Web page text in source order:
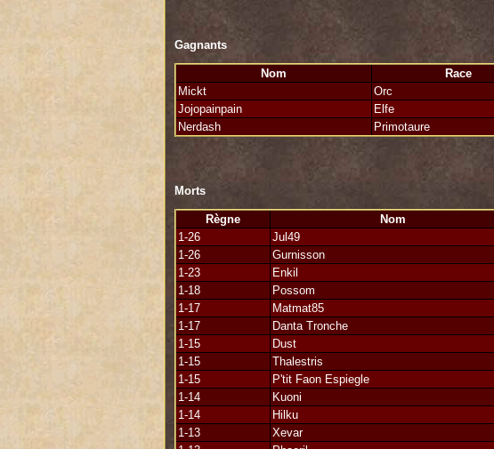
Nous avons vaincu tout de même quatre seigneurs en
que affaiblis... Une victoire facile vous l'aurez compris
d'étonnant.
Je tiens tout de même a félicité l'adverse chez qui
victoire " qu'ils pensaient avoir. Vous avez apporté une
Je souhaite saluer les gens que l'on a affronté, mais
d'avoir combattu une éternité aux côtés de
Une pensée pour Jul le malheureux, qui au final aura
c'est que de se réveiller dans attaque subie. Merci à la
Gagnants
Nom Race
Mickt
Orc
Jojopainpain
Elfe
Nerdash
Primotaure
Morts
Règne Nom
1-26
Jul49
1-26
Gurnisson
1-23
Enkil
1-18
Possom
1-17
Matmat85
1-17
Danta Tronche
1-15
Dust
1-15
Thalestris
1-15
P'tit Faon Espiegle
1-14
Kuoni
1-14
Hilku
1-13
Xevar